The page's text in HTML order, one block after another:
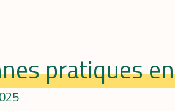
pratiques